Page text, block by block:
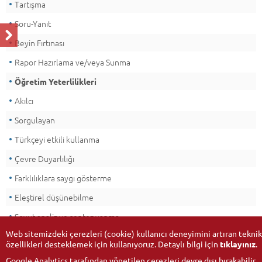
Tartışma
Soru-Yanıt
Beyin Fırtınası
Rapor Hazırlama ve/veya Sunma
Öğretim Yeterlilikleri
Akılcı
Sorgulayan
Türkçeyi etkili kullanma
Çevre Duyarlılığı
Farklılıklara saygı gösterme
Eleştirel düşünebilme
Soyut analiz ve sentez yapma
Web sitemizdeki çerezleri (cookie) kullanıcı deneyimini artıran teknik
özellikleri desteklemek için kullanıyoruz. Detaylı bilgi için tıklayınız.